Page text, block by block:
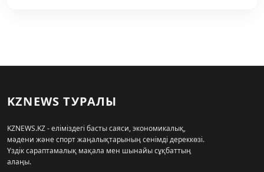
KZNEWS ТУРАЛЫ
KZNEWS.KZ - еліміздегі басты саяси, экономикалық,
мәдени және спорт жаңалықтарының сенімді дереккөзі.
Үздік сараптамалық мақала мен шынайы сұқбаттың
алаңы.